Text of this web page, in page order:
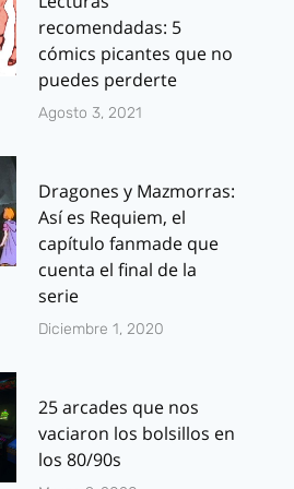
recomendadas: 5
cómics picantes que no
puedes perderte
Agosto 3, 2021
Dragones y Mazmorras:
Así es Requiem, el
capítulo fanmade que
cuenta el final de la
serie
Diciembre 1, 2020
25 arcades que nos
vaciaron los bolsillos en
los 80/90s